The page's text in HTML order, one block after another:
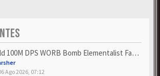
DPS WORB Bomb Elementalist Fast - Grab POE Curren...
Ago 2026, 07:12